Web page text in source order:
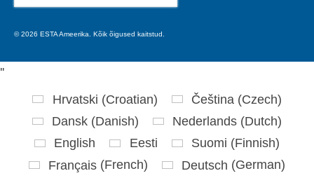
for:
© 2026 ESTA Ameerika. Kõik õigused kaitstud.
''
Hrvatski (Croatian) Čeština (Czech)
Dansk (Danish) Nederlands (Dutch)
English
Eesti Suomi (Finnish)
Français (French) Deutsch (German)